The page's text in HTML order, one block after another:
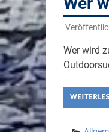
Wer wird